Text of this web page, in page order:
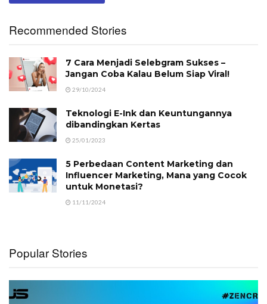
Recommended Stories
7 Cara Menjadi Selebgram Sukses –
Jangan Coba Kalau Belum Siap Viral!
29/10/2024
Teknologi E-Ink dan Keuntungannya
dibandingkan Kertas
25/01/2023
5 Perbedaan Content Marketing dan
Influencer Marketing, Mana yang Cocok
untuk Monetasi?
11/11/2024
Popular Stories